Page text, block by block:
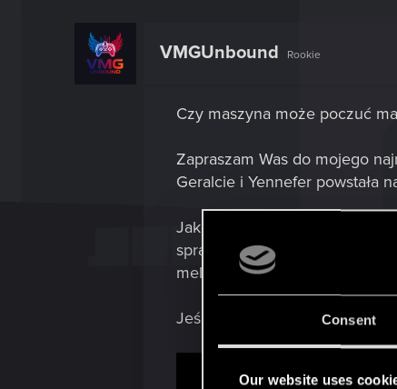
Consent
Our website uses
VMGUnbound Rookie
Czy maszyna może poczuć
Zapraszam Was do mojego
Geralcie i Yennefer powstała
Jako twórczyni, skupiłam się
sprawdzić, czy polski język i
melancholijna podróż przez
Jeśli podoba Ci się takie